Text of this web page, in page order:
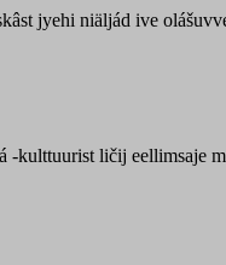
jyehi niäljád ive
-kulttuurist ličij eellimsaje